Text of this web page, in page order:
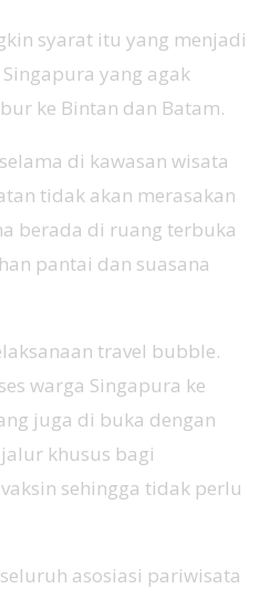
syarat itu yang menjadi
yang agak
ke Bintan dan Batam.
di kawasan wisata
tidak akan merasakan
berada di ruang terbuka
pantai dan suasana
travel bubble.
warga Singapura ke
juga di buka dengan
khusus bagi
sehingga tidak perlu
asosiasi pariwisata